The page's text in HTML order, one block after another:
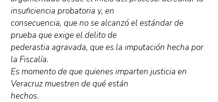
insuficiencia probatoria y, en
consecuencia, que no se alcanzó el estándar de
prueba que exige el delito de
pederastia agravada, que es la imputación hecha por
la Fiscalía.
Es momento de que quienes imparten justicia en
Veracruz muestren de qué están
hechos.